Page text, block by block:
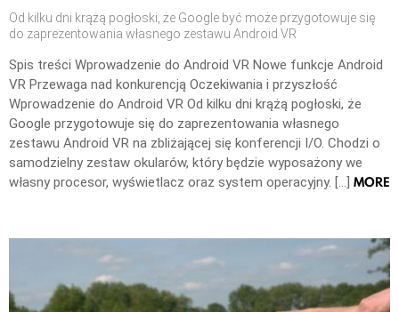
Od kilku dni krążą pogłoski, że Google być może przygotowuje się
do zaprezentowania własnego zestawu Android VR
Spis treści Wprowadzenie do Android VR Nowe funkcje Android
VR Przewaga nad konkurencją Oczekiwania i przyszłość
Wprowadzenie do Android VR Od kilku dni krążą pogłoski, że
Google przygotowuje się do zaprezentowania własnego
zestawu Android VR na zbliżającej się konferencji I/O. Chodzi o
samodzielny zestaw okularów, który będzie wyposażony we
własny procesor, wyświetlacz oraz system operacyjny. […] MORE